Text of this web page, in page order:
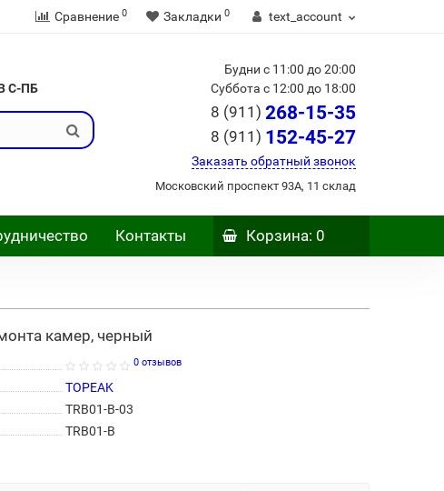
Сравнение 0 Закладки 0 text_account
С-ПБ
Будни с 11:00 до 20:00
Суббота с 12:00 до 18:00
8 (911) 268-15-35
8 (911) 152-45-27
Заказать обратный звонок
Московский проспект 93А, 11 склад
Контакты Корзина: 0
камер, черный
0 отзывов
TOPEAK
TRB01-B-03
TRB01-B